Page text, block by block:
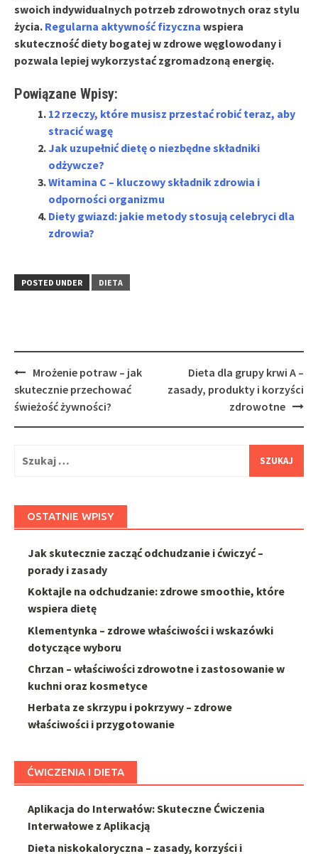
swoich indywidualnych potrzeb zdrowotnych oraz stylu
życia. Regularna aktywność fizyczna wspiera
skuteczność diety bogatej w zdrowe węglowodany i
pozwala lepiej wykorzystać zgromadzoną energię.
Powiązane Wpisy:
12 rzeczy, które musisz przestać robić teraz, aby
stracić wagę
Jak uzupełnić dietę o niezbędne składniki
odżywcze?
Witamina C – kluczowy składnik zdrowia i
odporności organizmu
Diety gwiazd: jakie metody stosują celebryci dla
zdrowia?
POSTED UNDER DIETA
Post
navigation
Mrożenie potraw – jak
skutecznie przechować
świeżość żywności?
Dieta dla grupy krwi A –
zasady, produkty i korzyści
zdrowotne
OSTATNIE WPISY
Jak skutecznie zacząć odchudzanie i ćwiczyć –
porady i zasady
Koktajle na odchudzanie: zdrowe smoothie, które
wspiera dietę
Klementynka – zdrowe właściwości i wskazówki
dotyczące wyboru
Chrzan – właściwości zdrowotne i zastosowanie w
kuchni oraz kosmetyce
Herbata ze skrzypu i pokrzywy – zdrowe
właściwości i przygotowanie
ĆWICZENIA I DIETA
Aplikacja do Interwałów: Skuteczne Ćwiczenia
Interwałowe z Aplikacją
Dieta niskokaloryczna – zasady, korzyści i